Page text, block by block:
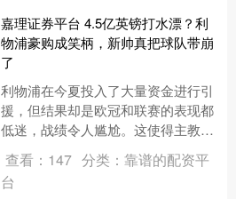
嘉理证券平台 4.5亿英镑打水漂？利
物浦豪购成笑柄，新帅真把球队带崩
了
利物浦在今夏投入了大量资金进行引
援，但结果却是欧冠和联赛的表现都
低迷，战绩令人尴尬。这使得主教练
质疑。尽管俱乐部花费了巨额转会
费....
查看：147 分类：靠谱的配资平
台